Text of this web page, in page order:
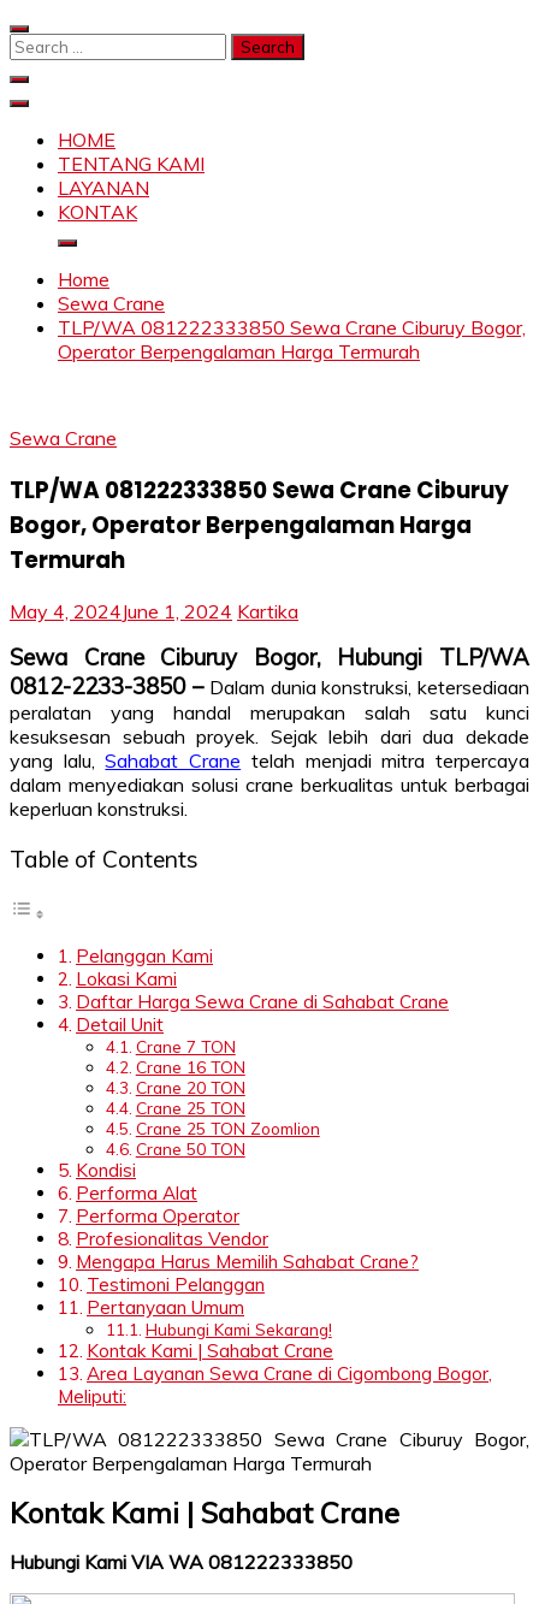
Skip
to
Search
SKYLIFTHOME
TENTANG KAMI
LAYANAN
KONTAK
Home
Sewa Crane
TLP/WA 081222333850 Sewa Crane Ciburuy Bogor,
Operator Berpengalaman Harga Termurah
Sewa Crane
TLP/WA 081222333850 Sewa Crane Ciburuy
Bogor, Operator Berpengalaman Harga
Termurah
May 4, 2024June 1, 2024 Kartika
Sewa Crane Ciburuy Bogor, Hubungi TLP/WA
0812-2233-3850 – Dalam dunia konstruksi, ketersediaan
peralatan yang handal merupakan salah satu kunci
kesuksesan sebuah proyek. Sejak lebih dari dua dekade
yang lalu,Sahabat Crane telah menjadi mitra terpercaya
dalam menyediakan solusi crane berkualitas untuk berbagai
keperluan konstruksi.
Table of Contents
Pelanggan Kami
Lokasi Kami
Daftar Harga Sewa Crane di Sahabat Crane
Detail Unit
Crane 7 TON
Crane 16 TON
Crane 20 TON
Crane 25 TON
Crane 25 TON Zoomlion
Crane 50 TON
Kondisi
Performa Alat
Performa Operator
Profesionalitas Vendor
Mengapa Harus Memilih Sahabat Crane?
Testimoni Pelanggan
Pertanyaan Umum
Hubungi Kami Sekarang!
Kontak Kami | Sahabat Crane
Area Layanan Sewa Crane di Cigombong Bogor,
Meliputi:
Kontak Kami | Sahabat Crane
Hubungi Kami VIA WA 081222333850